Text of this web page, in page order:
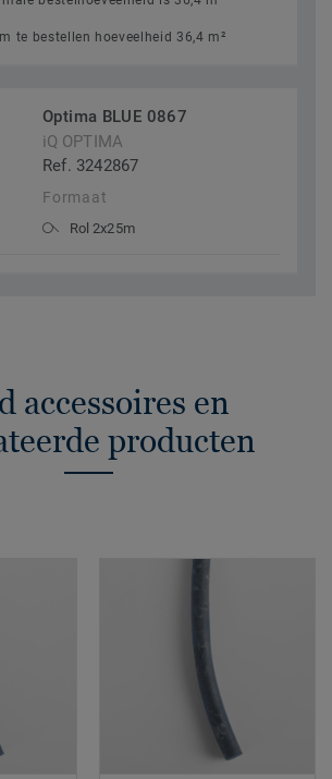
te bestellen hoeveelheid 36,4 m²
Optima BLUE 0867
iQ OPTIMA
Ref. 3242867
Formaat
Rol 2x25m
accessoires en
producten